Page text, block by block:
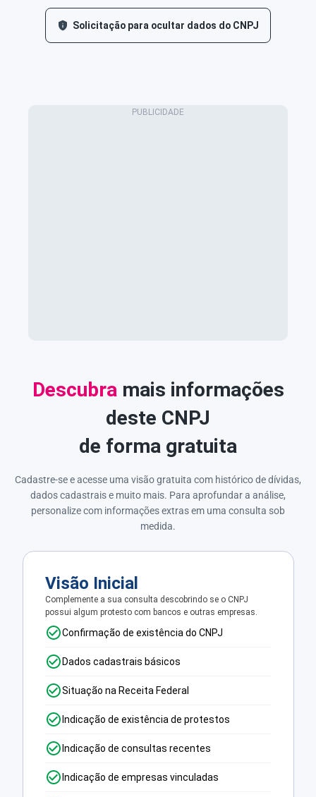
Solicitação para ocultar dados do CNPJ
Descubra mais informações
deste CNPJ
de forma gratuita
Cadastre-se e acesse uma visão gratuita com histórico de dívidas,
dados cadastrais e muito mais. Para aprofundar a análise,
personalize com informações extras em uma consulta sob
medida.
Visão Inicial
Complemente a sua consulta descobrindo se o CNPJ
possui algum protesto com bancos e outras empresas.
Confirmação de existência do CNPJ
Dados cadastrais básicos
Situação na Receita Federal
Indicação de existência de protestos
Indicação de consultas recentes
Indicação de empresas vinculadas